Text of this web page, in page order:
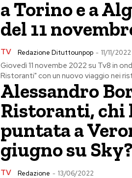
a Torino e a
del 11
TV Redazione Dituttounpop - 11/11/2022
Giovedì 11 novembe 2022 su Tv8 in
Ristoranti" con un nuovo viaggio nei
Alessandro
Ristoranti, chi
puntata a
giugno su Sky?
TV Redazione - 13/06/2022